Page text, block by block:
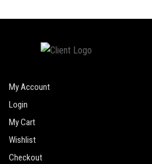
My Account
Login
My Cart
Wishlist
Checkout